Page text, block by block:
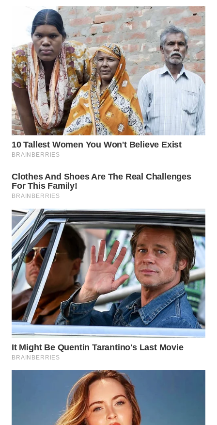
DANAU
TOBA
WN
NIAS
WN
LANGKAT
WN
TAPANULI
SELATAN
WN
TANJUNG
LESUNG
WN
KARO
WN
SIMALUNGUN
WN
LABUHANBATU
WN
TAPANULI
TENGAH